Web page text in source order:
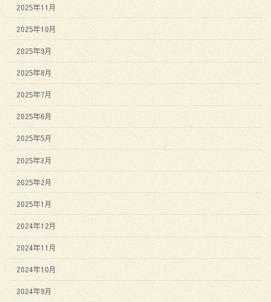
2025年11月
2025年10月
2025年9月
2025年8月
2025年7月
2025年6月
2025年5月
2025年3月
2025年2月
2025年1月
2024年12月
2024年11月
2024年10月
2024年9月